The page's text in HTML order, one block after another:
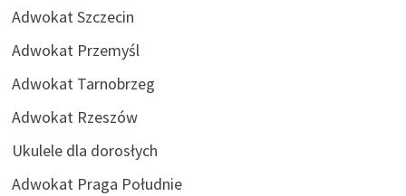
Adwokat Szczecin
Adwokat Przemyśl
Adwokat Tarnobrzeg
Adwokat Rzeszów
Ukulele dla dorosłych
Adwokat Praga Południe